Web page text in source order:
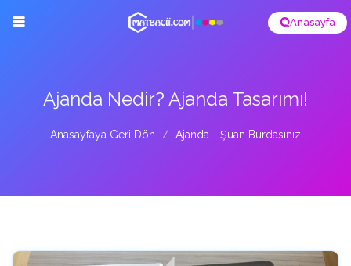
Anasayfa
Ajanda Nedir? Ajanda Tasarımı!
Anasayfaya Geri Dön Ajanda - Şuan Burdasınız